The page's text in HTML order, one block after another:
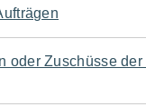
oder Zuschüsse